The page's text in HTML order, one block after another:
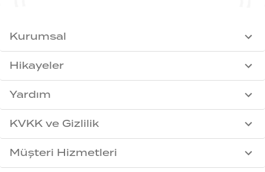
Kurumsal
Hikayeler
Yardım
KVKK ve Gizlilik
Müşteri Hizmetleri